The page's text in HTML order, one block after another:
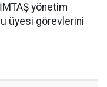
yönetim
üyesi görevlerini